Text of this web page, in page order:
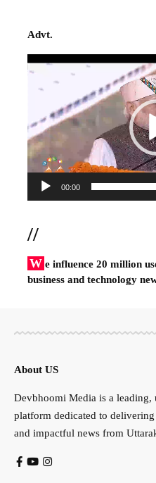
Advt.
Video
00:00
//
W e influence 20 million
business and technology
About US
Devbhoomi Media is a leading,
platform dedicated to
and impactful news from